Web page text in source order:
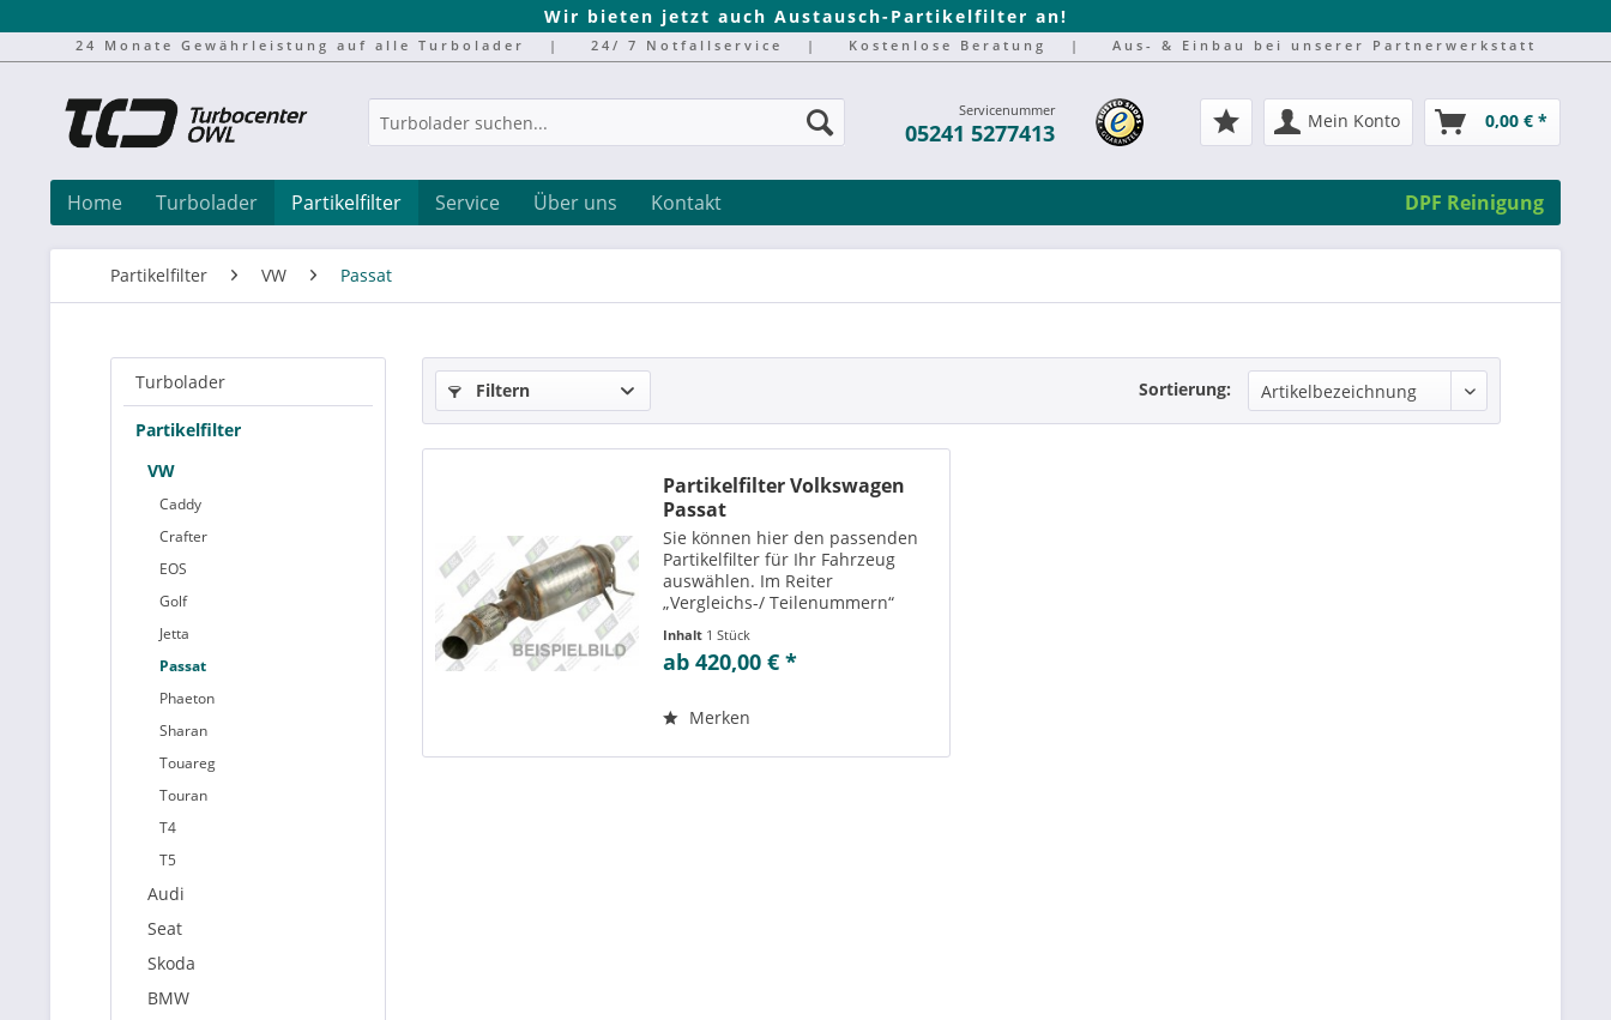
Wir bieten jetzt auch Austausch-Partikelfilter an!
24 Monate Gewährleistung auf alle Turbolader | 24/ 7 Notfallservice | Kostenlose Beratung | Aus- & Einbau bei unserer Partnerwerkstatt
Servicenummer
05241 5277413 Mein Konto 0,00 € *
Home Turbolader Partikelfilter Service Über uns Kontakt DPF Reinigung
Partikelfilter VW Passat
Turbolader
Partikelfilter
VW
Caddy
Crafter
EOS
Golf
Jetta
Passat
Phaeton
Sharan
Touareg
Touran
T4
T5
Audi
Seat
Skoda
BMW
Filtern Sortierung:
Partikelfilter Volkswagen
Passat
Sie können hier den passenden
Partikelfilter für Ihr Fahrzeug
auswählen. Im Reiter
„Vergleichs-/ Teilenummern“
ausgewählten Variante
passenden Teilenummern
die Möglichkeit zur Reinigung...
Inhalt 1 Stück
ab 420,00 € *
Merken